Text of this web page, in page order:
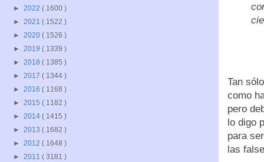
Tan
como
pero
lo digo
para
las
► 2022 ( 1600 )
► 2021 ( 1522 )
► 2020 ( 1526 )
► 2019 ( 1339 )
► 2018 ( 1385 )
► 2017 ( 1344 )
► 2016 ( 1168 )
► 2015 ( 1182 )
► 2014 ( 1415 )
► 2013 ( 1682 )
► 2012 ( 1648 )
► 2011 ( 3181 )